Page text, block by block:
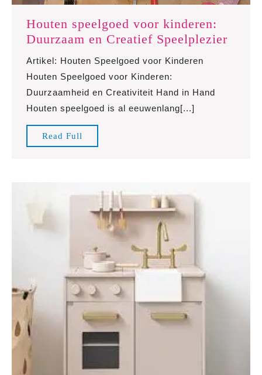
Houten speelgoed voor kinderen:
Duurzaam en Creatief Speelplezier
Artikel: Houten Speelgoed voor Kinderen
Houten Speelgoed voor Kinderen:
Duurzaamheid en Creativiteit Hand in Hand
Houten speelgoed is al eeuwenlang[...]
Read Full
Full